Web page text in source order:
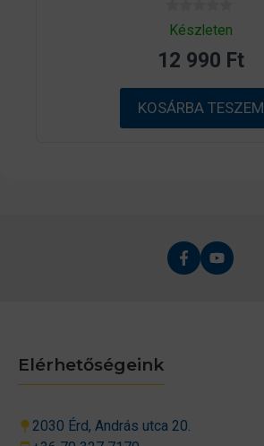
0
a
5
b
ő
l
Készleten
12 990 Ft
KOSÁRBA TESZEM
Elérhetőségeink
2030 Érd, András utca 20.